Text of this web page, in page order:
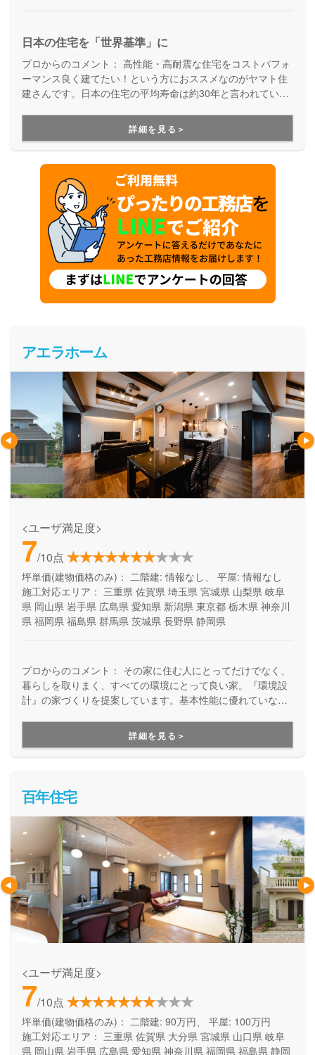
日本の住宅を「世界基準」に
プロからのコメント：
ーマンス良く建てたい！という方におススメなのがヤマト住
建さんです。日本の住宅の平均寿命は約30年と言われていま
詳細を見る＞
アエラホーム
<ユーザ満足度>
7/10点
坪単価(建物価格のみ)： 二階建: 情報なし、 平屋: 情報なし
施工対応エリア： 三重県 佐賀県 埼玉県 宮城県 山梨県 岐阜
県 岡山県 岩手県 広島県 愛知県 新潟県 東京都 栃木県 神奈川
県 福岡県 福島県 群馬県 茨城県 長野県 静岡県
プロからのコメント：
暮らしを取りまく、すべての環境にとって良い家。『環境設
計』の家づくりを提案しています。基本性能に優れていなが
で、そしてエコな住宅を提供しています。
詳細を見る＞
百年住宅
<ユーザ満足度>
7/10点
坪単価(建物価格のみ)： 二階建: 90万円、 平屋: 100万円
施工対応エリア： 三重県 佐賀県 大分県 宮城県 山口県 岐阜
県 岡山県 岩手県 広島県 愛知県 神奈川県 福岡県 福島県 静岡